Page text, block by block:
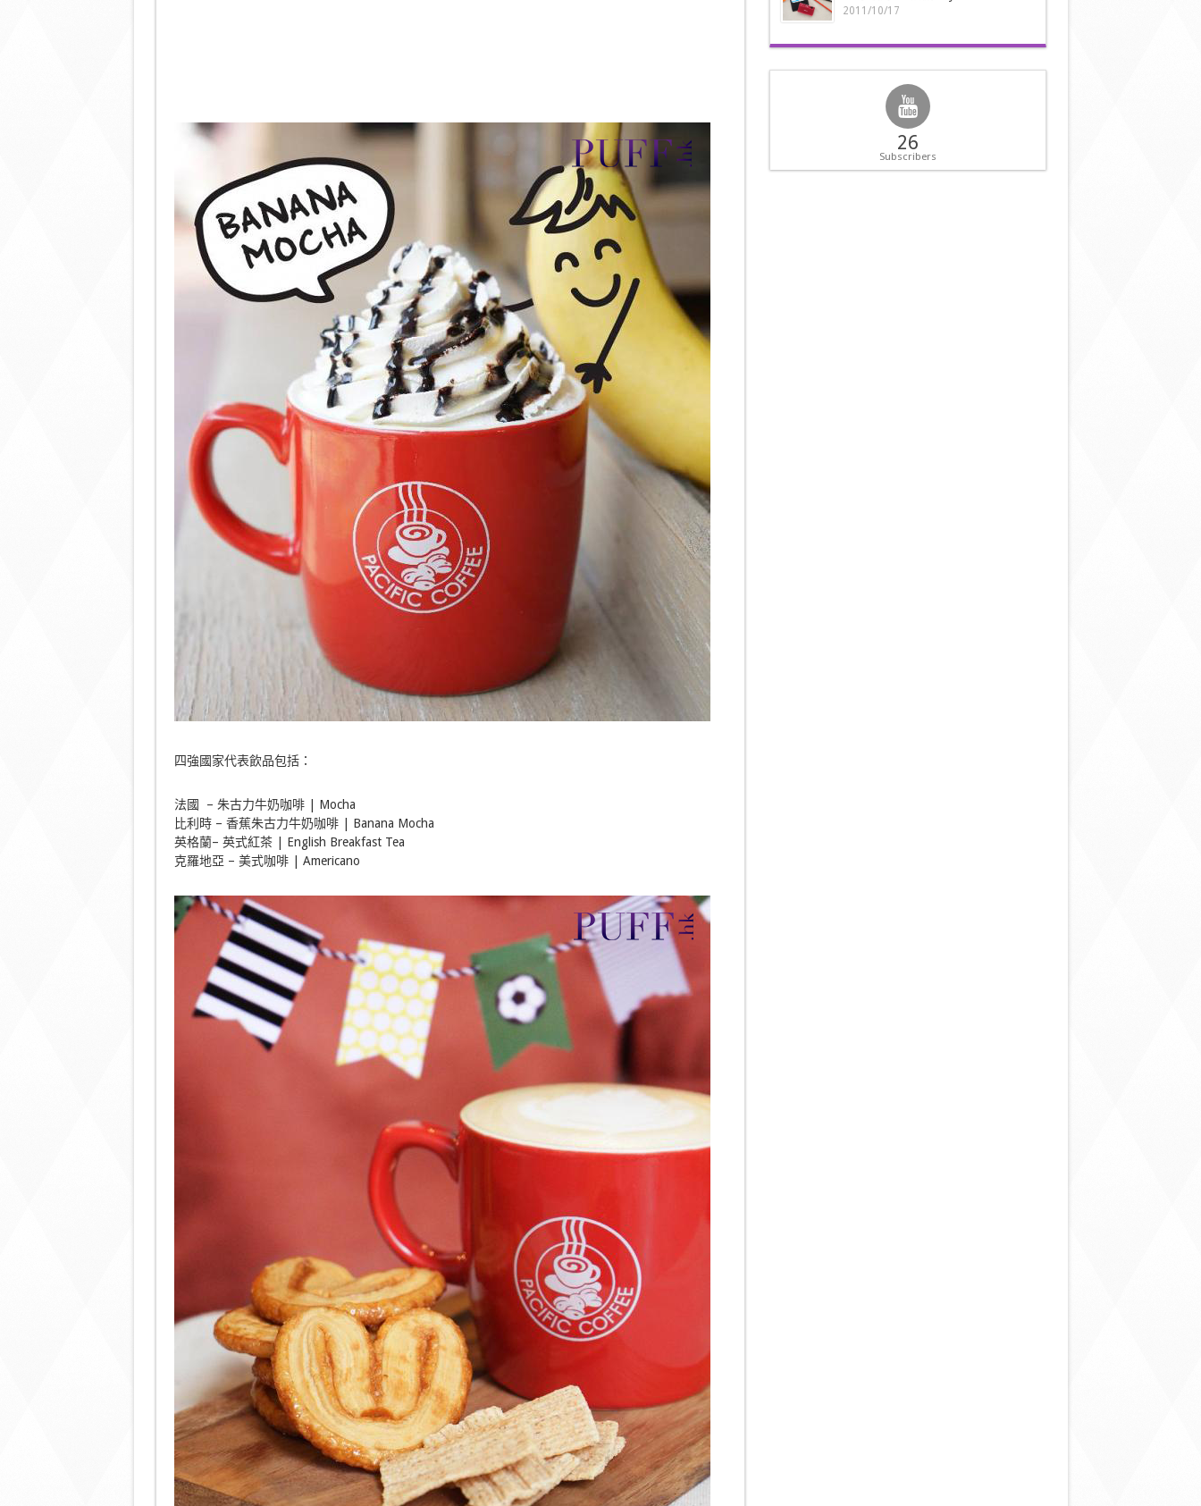
四強國家代表飲品包括：
法國 – 朱古力牛奶咖啡 | Mocha
比利時 – 香蕉朱古力牛奶咖啡 | Banana Mocha
英格蘭– 英式紅茶 | English Breakfast Tea
克羅地亞 – 美式咖啡 | Americano
2011/10/17
26
Subscribers